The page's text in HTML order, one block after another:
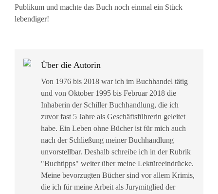
Publikum und machte das Buch noch einmal ein Stück
lebendiger!
Über die Autorin
Von 1976 bis 2018 war ich im Buchhandel tätig
und von Oktober 1995 bis Februar 2018 die
Inhaberin der Schiller Buchhandlung, die ich
zuvor fast 5 Jahre als Geschäftsführerin geleitet
habe. Ein Leben ohne Bücher ist für mich auch
nach der Schließung meiner Buchhandlung
unvorstellbar. Deshalb schreibe ich in der Rubrik
"Buchtipps" weiter über meine Lektüreeindrücke.
Meine bevorzugten Bücher sind vor allem Krimis,
die ich für meine Arbeit als Jurymitglied der